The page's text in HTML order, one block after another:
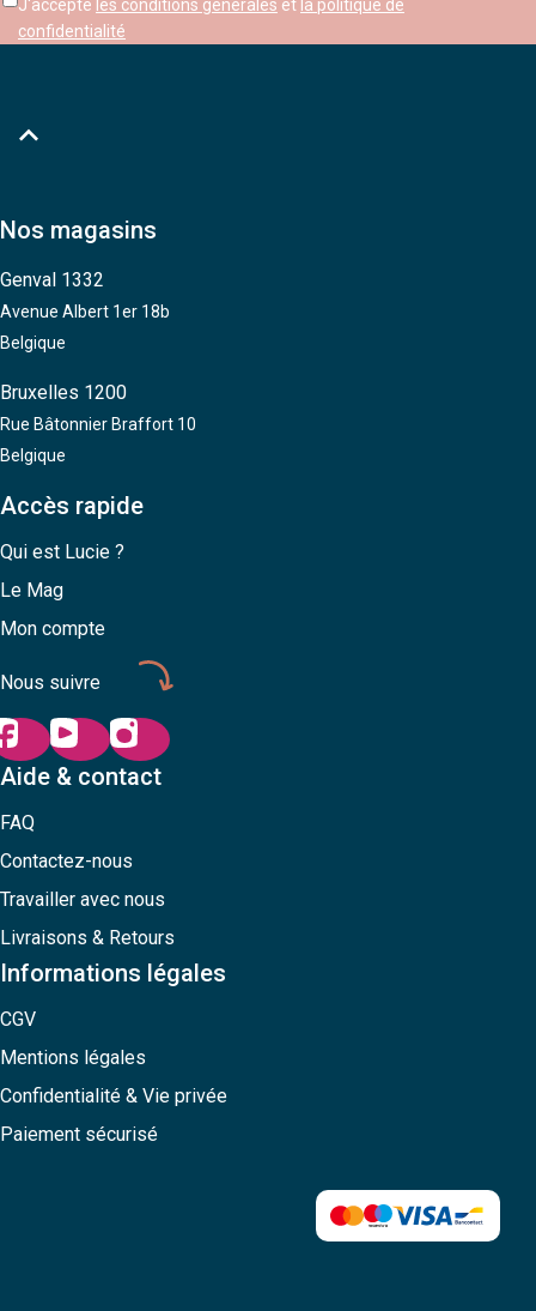
J'accepte les conditions générales et la politique de
confidentialité

Nos magasins
Genval 1332
Avenue Albert 1er 18b
Belgique
Bruxelles 1200
Rue Bâtonnier Braffort 10
Belgique
Accès rapide
Qui est Lucie ?
Le Mag
Mon compte
Nous suivre
Aide & contact
FAQ
Contactez-nous
Travailler avec nous
Livraisons & Retours
Informations légales
CGV
Mentions légales
Confidentialité & Vie privée
Paiement sécurisé